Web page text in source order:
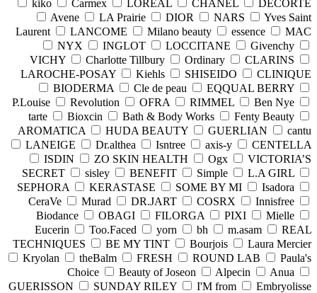
kiko
Carmex LOREAL CHANEL
DECORTÉ
Avene
LA Prairie DIOR NARS
Yves Saint
Laurent
LANCOME Milano beauty essence
MAC
NYX
INGLOT LOCCITANE
Givenchy
VICHY
Charlotte Tillbury Ordinary
CLARINS
LAROCHE-POSAY
Kiehls SHISEIDO
CLINIQUE
BIODERMA
Cle de peau
EQQUAL BERRY
P.Louise
Revolution OFRA RIMMEL
Ben Nye
tarte
Bioxcin Bath & Body Works
Fenty Beauty
AROMATICA
HUDA BEAUTY GUERLIAN
cantu
LANEIGE
Dr.althea Isntree axis-y
CENTELLA
ISDIN
ZO SKIN HEALTH Ogx
VICTORIA’S
SECRET
sisley BENEFIT Simple
L.A GIRL
SEPHORA
KERASTASE SOME BY MI
Isadora
CeraVe
Murad DR.JART COSRX
Innisfree
Biodance
OBAGI FILORGA PIXI
Mielle
Eucerin
Too.Faced yorn bh m.asam
REAL
TECHNIQUES
BE MY TINT Bourjois
Laura Mercier
Kryolan
theBalm FRESH ROUND LAB
Paula's
Choice
Beauty of Joseon Alpecin
Anua
GUERISSON
SUNDAY RILEY I'M from
Embryolisse